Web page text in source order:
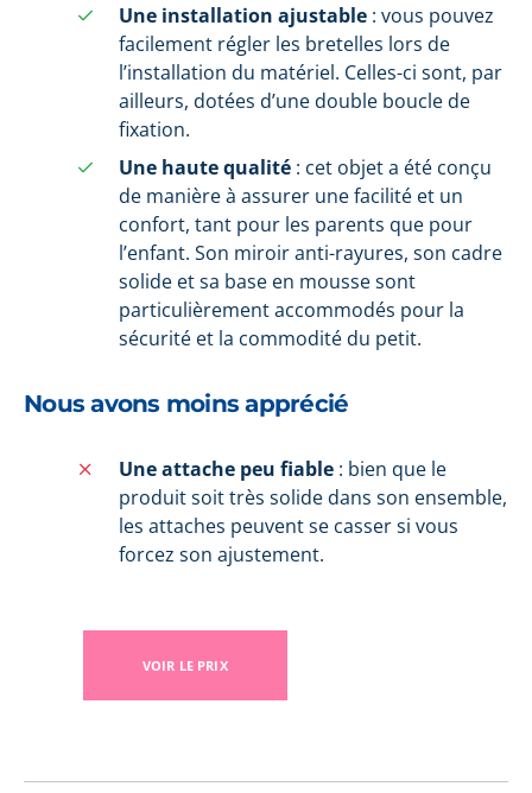
Une installation ajustable : vous pouvez
facilement régler les bretelles lors de
l’installation du matériel. Celles-ci sont, par
ailleurs, dotées d’une double boucle de
fixation.
Une haute qualité : cet objet a été conçu
de manière à assurer une facilité et un
confort, tant pour les parents que pour
l’enfant. Son miroir anti-rayures, son cadre
solide et sa base en mousse sont
particulièrement accommodés pour la
sécurité et la commodité du petit.
Nous avons moins apprécié
Une attache peu fiable : bien que le
produit soit très solide dans son ensemble,
les attaches peuvent se casser si vous
forcez son ajustement.
VOIR LE PRIX